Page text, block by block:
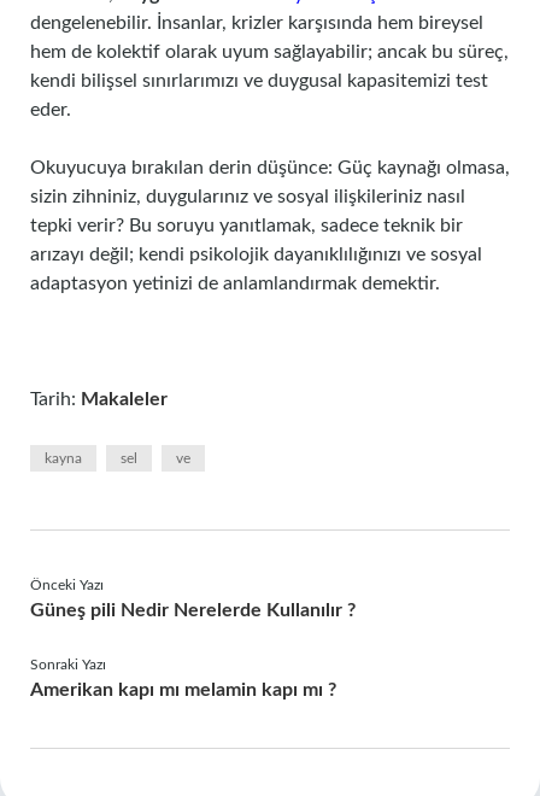
dengelenebilir. İnsanlar, krizler karşısında hem bireysel
hem de kolektif olarak uyum sağlayabilir; ancak bu süreç,
kendi bilişsel sınırlarımızı ve duygusal kapasitemizi test
eder.
Okuyucuya bırakılan derin düşünce: Güç kaynağı olmasa,
sizin zihniniz, duygularınız ve sosyal ilişkileriniz nasıl
tepki verir? Bu soruyu yanıtlamak, sadece teknik bir
arızayı değil; kendi psikolojik dayanıklılığınızı ve sosyal
adaptasyon yetinizi de anlamlandırmak demektir.
Tarih: Makaleler
kayna sel ve
Önceki Yazı
Güneş pili Nedir Nerelerde Kullanılır ?
Sonraki Yazı
Amerikan kapı mı melamin kapı mı ?